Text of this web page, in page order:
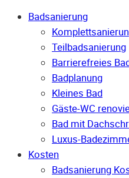
Badsanierung
Teilbadsanierung
Barrierefreies
Badplanung
Kleines Bad
Gäste-WC
Bad mit
Luxus-
Kosten
Badsanierung